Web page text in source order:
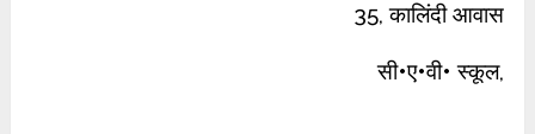
35, कालिंदी आवास
सी•ए•वी• स्कूल,